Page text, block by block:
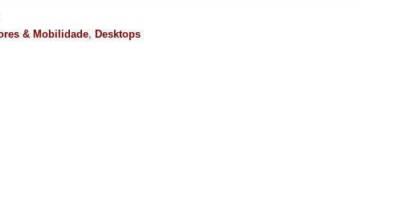
& Mobilidade, Desktops